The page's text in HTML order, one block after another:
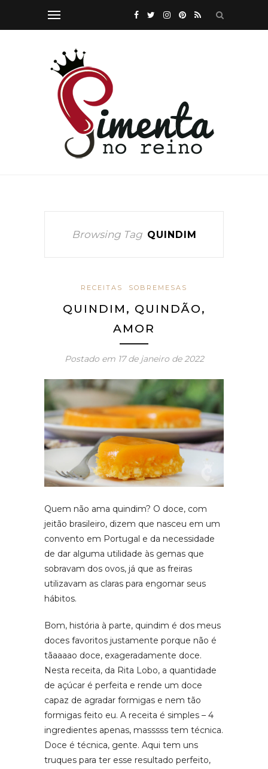
Browsing Tag QUINDIM
RECEITAS SOBREMESAS
QUINDIM, QUINDÃO,
AMOR
Postado em 17 de janeiro de 2022
Quem não ama quindim? O doce, com
jeitão brasileiro, dizem que nasceu em um
convento em Portugal e da necessidade
de dar alguma utilidade às gemas que
sobravam dos ovos, já que as freiras
utilizavam as claras para engomar seus
hábitos.
Bom, história à parte, quindim é dos meus
doces favoritos justamente porque não é
tãaaaao doce, exageradamente doce.
Nesta receita, da Rita Lobo, a quantidade
de açúcar é perfeita e rende um doce
capaz de agradar formigas e nem tão
formigas feito eu. A receita é simples – 4
ingredientes apenas, masssss tem técnica.
Doce é técnica, gente. Aqui tem uns
truques para ter esse resultado perfeito,